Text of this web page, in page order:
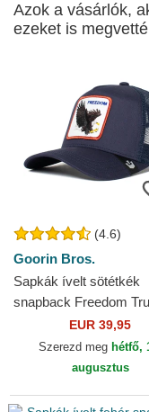
Azok a vásárlók,
ezeket is
(4.6)
Goorin Bros.
Sapkák ívelt sötétkék
snapback Freedom
The Farm Goorin Bros.
EUR 39,95
Szerezd meg hétfő,
augusztus